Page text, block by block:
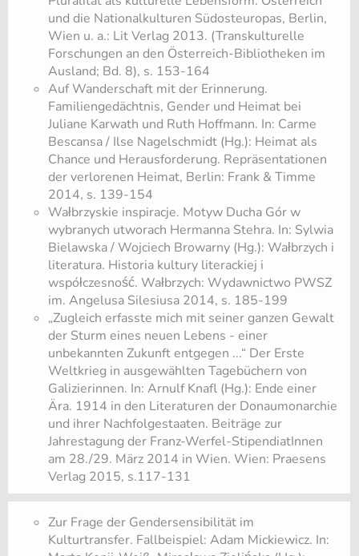
und die Nationalkulturen Südosteuropas, Berlin,
Wien u. a.: Lit Verlag 2013. (Transkulturelle
Forschungen an den Österreich-Bibliotheken im
Ausland; Bd. 8), s. 153-164
Auf Wanderschaft mit der Erinnerung.
Familiengedächtnis, Gender und Heimat bei
Juliane Karwath und Ruth Hoffmann. In: Carme
Bescansa / Ilse Nagelschmidt (Hg.): Heimat als
Chance und Herausforderung. Repräsentationen
der verlorenen Heimat, Berlin: Frank & Timme
2014, s. 139-154
Wałbrzyskie inspiracje. Motyw Ducha Gór w
wybranych utworach Hermanna Stehra. In: Sylwia
Bielawska / Wojciech Browarny (Hg.): Wałbrzych i
literatura. Historia kultury literackiej i
współczesność. Wałbrzych: Wydawnictwo PWSZ
im. Angelusa Silesiusa 2014, s. 185-199
„Zugleich erfasste mich mit seiner ganzen Gewalt
der Sturm eines neuen Lebens - einer
unbekannten Zukunft entgegen ...“ Der Erste
Weltkrieg in ausgewählten Tagebüchern von
Galizierinnen. In: Arnulf Knafl (Hg.): Ende einer
Ära. 1914 in den Literaturen der Donaumonarchie
und ihrer Nachfolgestaaten. Beiträge zur
Jahrestagung der Franz-Werfel-StipendiatInnen
am 28./29. März 2014 in Wien. Wien: Praesens
Verlag 2015, s.117-131
Zur Frage der Gendersensibilität im
Kulturtransfer. Fallbeispiel: Adam Mickiewicz. In: